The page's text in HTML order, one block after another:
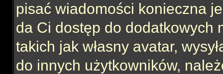
pisać wiadomości konieczna
da Ci dostęp do dodatkowych
takich jak własny avatar,
do innych użytkowników,